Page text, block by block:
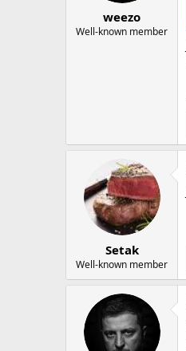
weezo
Well-known member
Setak
Well-known member